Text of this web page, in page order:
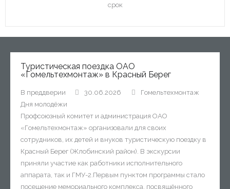
срок
Туристическая поездка ОАО
«Гомельтехмонтаж» в Красный Берег
30.06.2026 Гомельтехмонтаж
В преддверии
Дня молодёжи
Профсоюзный комитет и администрация ОАО
«Гомельтехмонтаж» организовали для своих
сотрудников, их детей и внуков туристическую поездку в
Красный Берег (Жлобинский район). В экскурсии
приняли участие как работники исполнительного
аппарата, так и ГМУ-2.Первым пунктом программы стало
посещение мемориального комплекса, посвящённого